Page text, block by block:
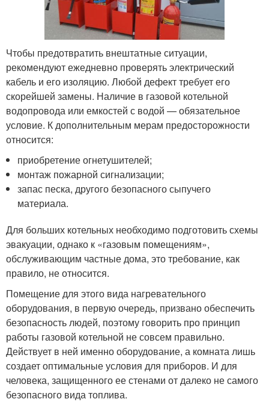
Чтобы предотвратить внештатные ситуации,
рекомендуют ежедневно проверять электрический
кабель и его изоляцию. Любой дефект требует его
скорейшей замены. Наличие в газовой котельной
водопровода или емкостей с водой — обязательное
условие. К дополнительным мерам предосторожности
относится:
приобретение огнетушителей;
монтаж пожарной сигнализации;
запас песка, другого безопасного сыпучего
материала.
Для больших котельных необходимо подготовить схемы
эвакуации, однако к «газовым помещениям»,
обслуживающим частные дома, это требование, как
правило, не относится.
Помещение для этого вида нагревательного
оборудования, в первую очередь, призвано обеспечить
безопасность людей, поэтому говорить про принцип
работы газовой котельной не совсем правильно.
Действует в ней именно оборудование, а комната лишь
создает оптимальные условия для приборов. И для
человека, защищенного ее стенами от далеко не самого
безопасного вида топлива.